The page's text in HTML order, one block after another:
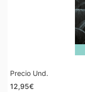
Precio Und.
12,95€